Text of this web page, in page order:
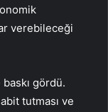
verebileceği
gördü.
tutması ve